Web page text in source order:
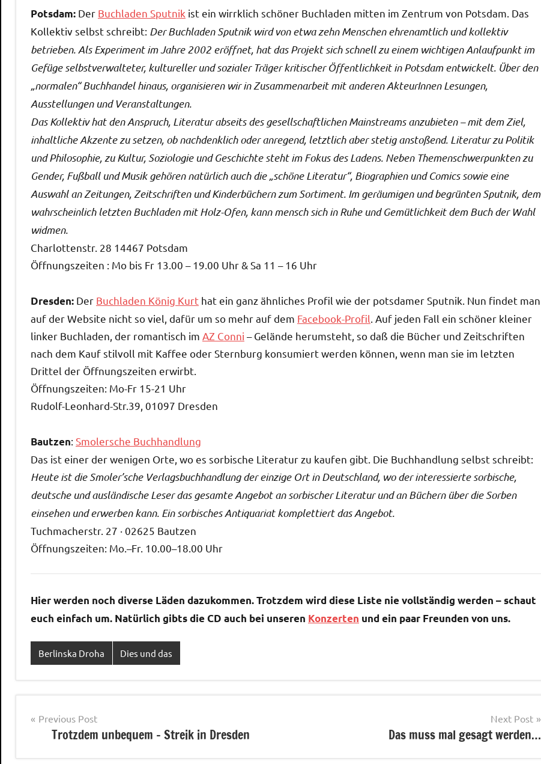
Potsdam: Der Buchladen Sputnik ist ein wirrklich schöner Buchladen mitten im Zentrum von Potsdam. Das
Kollektiv selbst schreibt: Der Buchladen Sputnik wird von etwa zehn Menschen ehrenamtlich und kollektiv
betrieben. Als Experiment im Jahre 2002 eröffnet, hat das Projekt sich schnell zu einem wichtigen Anlaufpunkt im
Gefüge selbstverwalteter, kultureller und sozialer Träger kritischer Öffentlichkeit in Potsdam entwickelt. Über den
„normalen“ Buchhandel hinaus, organisieren wir in Zusammenarbeit mit anderen AkteurInnen Lesungen,
Ausstellungen und Veranstaltungen.
Das Kollektiv hat den Anspruch, Literatur abseits des gesellschaftlichen Mainstreams anzubieten – mit dem Ziel,
inhaltliche Akzente zu setzen, ob nachdenklich oder anregend, letztlich aber stetig anstoßend. Literatur zu Politik
und Philosophie, zu Kultur, Soziologie und Geschichte steht im Fokus des Ladens. Neben Themenschwerpunkten zu
Gender, Fußball und Musik gehören natürlich auch die „schöne Literatur“, Biographien und Comics sowie eine
Auswahl an Zeitungen, Zeitschriften und Kinderbüchern zum Sortiment. Im geräumigen und begrünten Sputnik, dem
wahrscheinlich letzten Buchladen mit Holz-Ofen, kann mensch sich in Ruhe und Gemütlichkeit dem Buch der Wahl
widmen.
Charlottenstr. 28 14467 Potsdam
Öffnungszeiten : Mo bis Fr 13.00 – 19.00 Uhr & Sa 11 – 16 Uhr
Dresden: Der Buchladen König Kurt hat ein ganz ähnliches Profil wie der potsdamer Sputnik. Nun findet man
auf der Website nicht so viel, dafür um so mehr auf dem Facebook-Profil . Auf jeden Fall ein schöner kleiner
linker Buchladen, der romantisch im AZ Conni – Gelände herumsteht, so daß die Bücher und Zeitschriften
nach dem Kauf stilvoll mit Kaffee oder Sternburg konsumiert werden können, wenn man sie im letzten
Drittel der Öffnungszeiten erwirbt.
Öffnungszeiten: Mo-Fr 15-21 Uhr
Rudolf-Leonhard-Str.39, 01097 Dresden
Bautzen: Smolersche Buchhandlung
Das ist einer der wenigen Orte, wo es sorbische Literatur zu kaufen gibt. Die Buchhandlung selbst schreibt:
Heute ist die Smoler’sche Verlagsbuchhandlung der einzige Ort in Deutschland, wo der interessierte sorbische,
deutsche und ausländische Leser das gesamte Angebot an sorbischer Literatur und an Büchern über die Sorben
einsehen und erwerben kann. Ein sorbisches Antiquariat komplettiert das Angebot.
Tuchmacherstr. 27 · 02625 Bautzen
Öffnungszeiten: Mo.–Fr. 10.00–18.00 Uhr
Hier werden noch diverse Läden dazukommen. Trotzdem wird diese Liste nie vollständig werden – schaut
euch einfach um. Natürlich gibts die CD auch bei unseren Konzerten und ein paar Freunden von uns.
Berlinska Droha Dies und das
Post
navigation
Previous Post
Trotzdem unbequem – Streik in Dresden
Next Post
Das muss mal gesagt werden…